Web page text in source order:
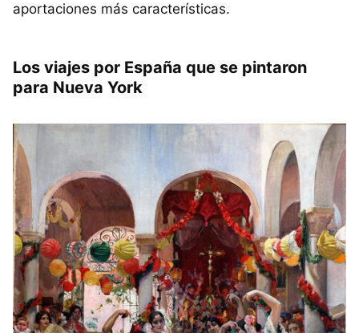
aportaciones más características.
Los viajes por España que se pintaron
para Nueva York